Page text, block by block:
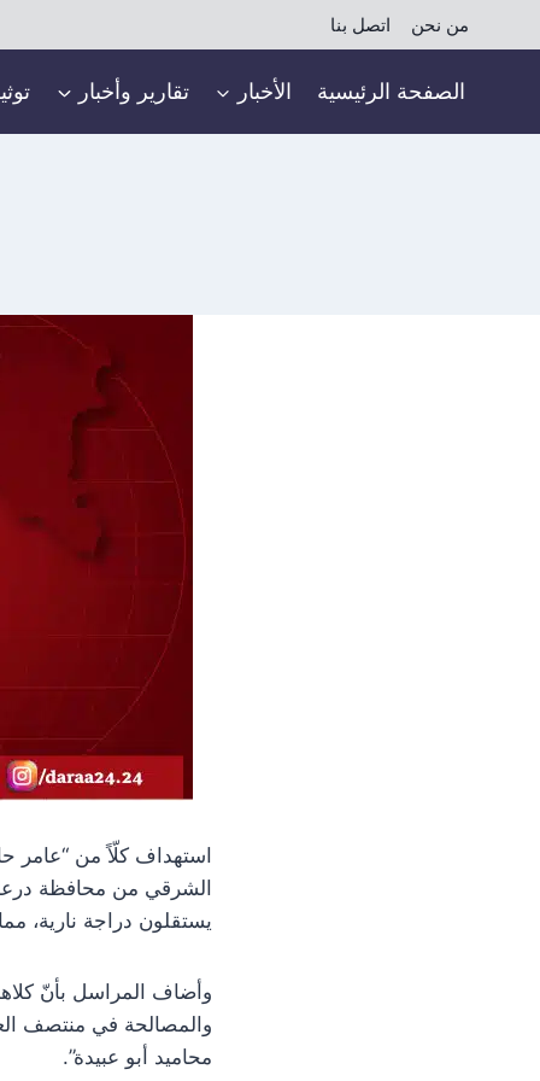
إلى
من نحن اتصل بنا
الصفحة الرئيسية الأخبار تقارير وأخبار
استهداف كلّاً من “عامر
يستقلون دراجة نارية،
وأضاف المراسل بأنّ
محاميد أبو عبيدة”.